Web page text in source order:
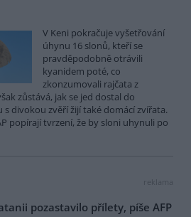
V Keni pokračuje vyšetřování
úhynu 16 slonů, kteří se
pravděpodobně otrávili
kyanidem poté, co
zkonzumovali rajčata z
zůstává, jak se jed dostal do
s divokou zvěří žijí také domácí zvířata.
popírají tvrzení, že by sloni uhynuli po
reklama
pozastavilo přílety, píše AFP